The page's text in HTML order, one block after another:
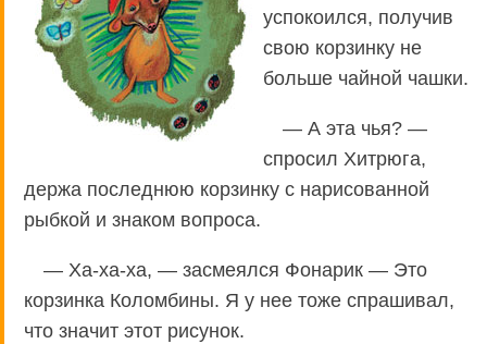
успокоился, получив
свою корзинку не
больше чайной чашки.
— А эта чья? —
спросил Хитрюга,
держа последнюю корзинку с нарисованной
рыбкой и знаком вопроса.
— Ха-ха-ха, — засмеялся Фонарик — Это
корзинка Коломбины. Я у нее тоже спрашивал,
что значит этот рисунок.